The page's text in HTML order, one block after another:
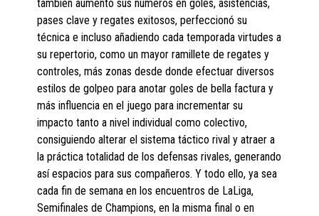
también aumentó sus números en goles, asistencias,
pases clave y regates exitosos, perfeccionó su
técnica e incluso añadiendo cada temporada virtudes a
su repertorio, como un mayor ramillete de regates y
controles, más zonas desde donde efectuar diversos
estilos de golpeo para anotar goles de bella factura y
más influencia en el juego para incrementar su
impacto tanto a nivel individual como colectivo,
consiguiendo alterar el sistema táctico rival y atraer a
la práctica totalidad de los defensas rivales, generando
así espacios para sus compañeros. Y todo ello, ya sea
cada fin de semana en los encuentros de LaLiga,
Semifinales de Champions, en la misma final o en